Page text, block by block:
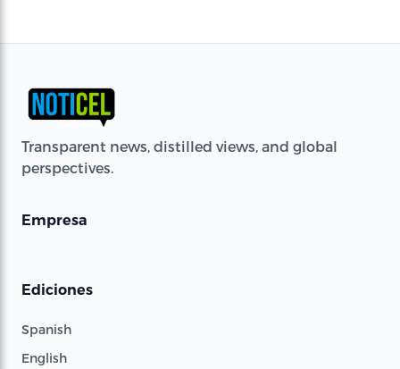
Transparent news, distilled views, and global
perspectives.
Empresa
Ediciones
Spanish
English